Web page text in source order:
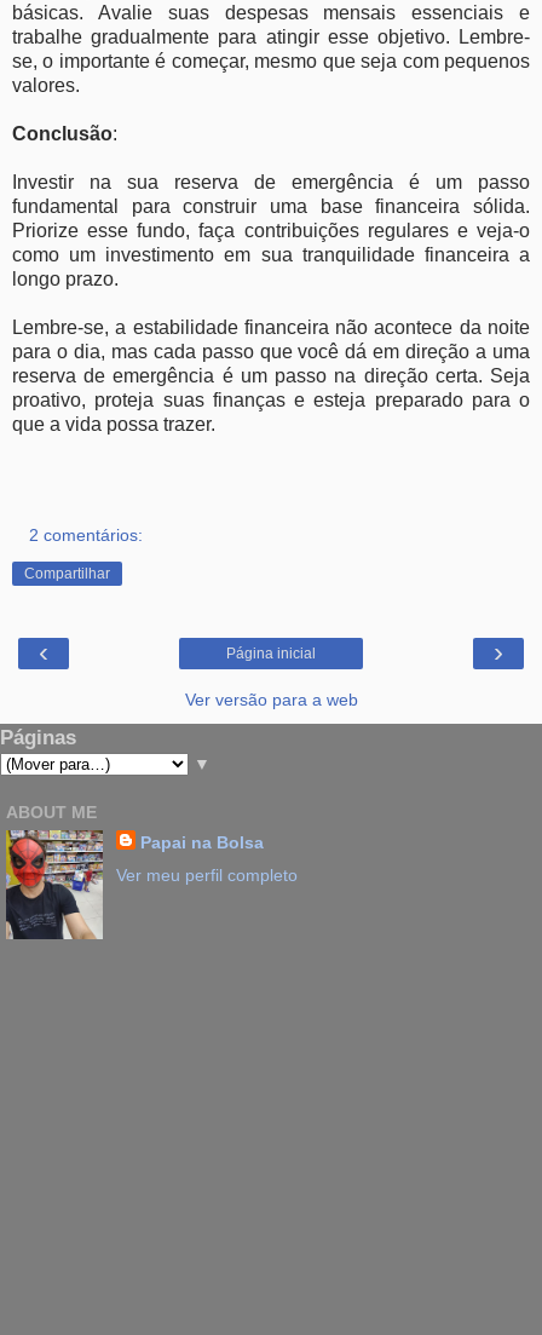
básicas. Avalie suas despesas mensais essenciais e
trabalhe gradualmente para atingir esse objetivo. Lembre-
se, o importante é começar, mesmo que seja com pequenos
valores.
Conclusão:
Investir na sua reserva de emergência é um passo
fundamental para construir uma base financeira sólida.
Priorize esse fundo, faça contribuições regulares e veja-o
como um investimento em sua tranquilidade financeira a
longo prazo.
Lembre-se, a estabilidade financeira não acontece da noite
para o dia, mas cada passo que você dá em direção a uma
reserva de emergência é um passo na direção certa. Seja
proativo, proteja suas finanças e esteja preparado para o
que a vida possa trazer.
2 comentários:
Compartilhar
‹ ›
Página inicial
Ver versão para a web
Páginas
▼
ABOUT ME
Papai na Bolsa
Ver meu perfil completo